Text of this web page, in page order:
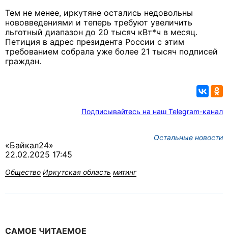
Тем не менее, иркутяне остались недовольны
нововведениями и теперь требуют увеличить
льготный диапазон до 20 тысяч кВт*ч в месяц.
Петиция в адрес президента России с этим
требованием собрала уже более 21 тысяч подписей
граждан.
Подписывайтесь на наш Telegram-канал
Остальные новости
«Байкал24»
22.02.2025 17:45
Общество Иркутская область митинг
САМОЕ ЧИТАЕМОЕ